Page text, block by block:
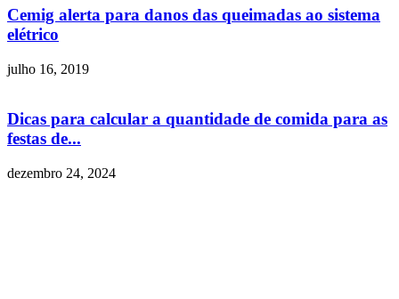
Cemig alerta para danos das queimadas ao sistema
elétrico
julho 16, 2019
Dicas para calcular a quantidade de comida para as
festas de...
dezembro 24, 2024